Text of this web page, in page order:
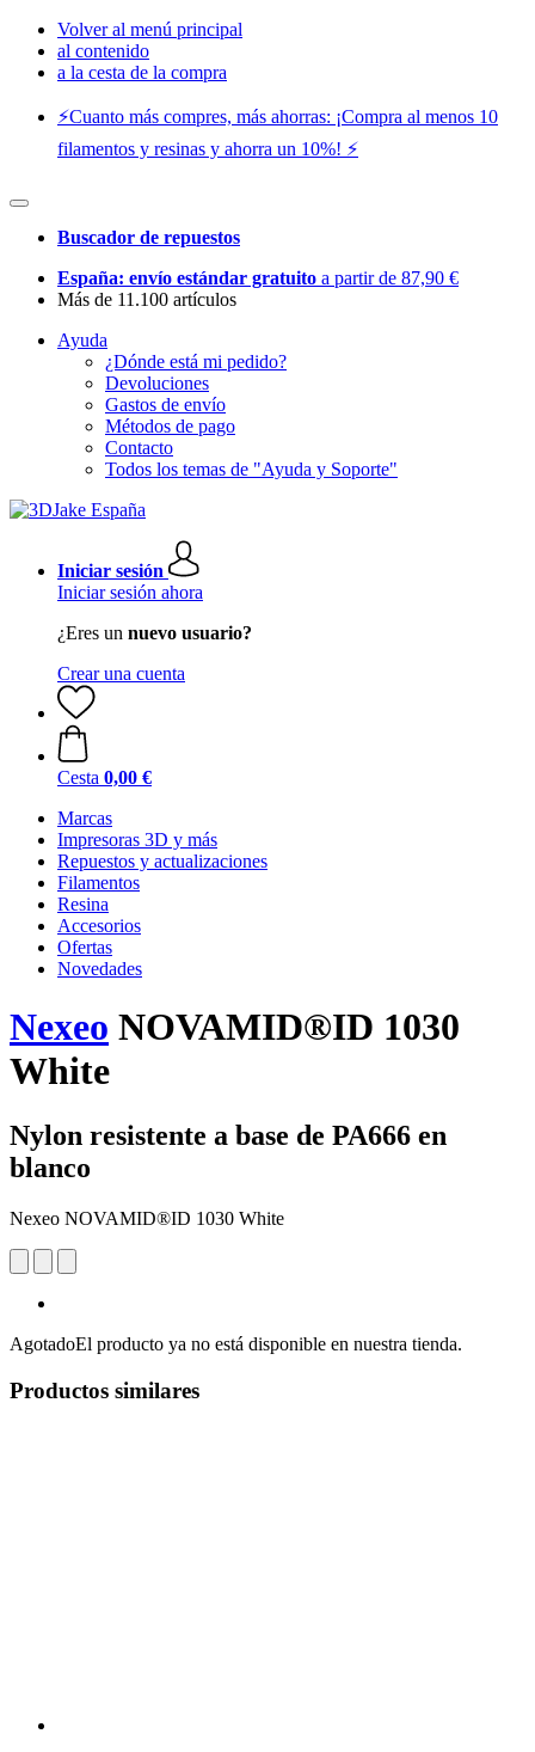
Volver al menú principal
al contenido
a la cesta de la compra
⚡️Cuanto más compres, más ahorras: ¡Compra al menos 10
filamentos y resinas y ahorra un 10%! ⚡️
Buscador de repuestos
España: envío estándar gratuito a partir de 87,90 €
Más de 11.100 artículos
Ayuda
¿Dónde está mi pedido?
Devoluciones
Gastos de envío
Métodos de pago
Contacto
Todos los temas de "Ayuda y Soporte"
Iniciar sesión
Iniciar sesión ahora
¿Eres un nuevo usuario?
Crear una cuenta
Cesta 0,00 €
Marcas
Impresoras 3D y más
Repuestos y actualizaciones
Filamentos
Resina
Accesorios
Ofertas
Novedades
Nexeo NOVAMID®ID 1030
White
Nylon resistente a base de PA666 en
blanco
Nexeo NOVAMID®ID 1030 White
AgotadoEl producto ya no está disponible en nuestra tienda.
Productos similares